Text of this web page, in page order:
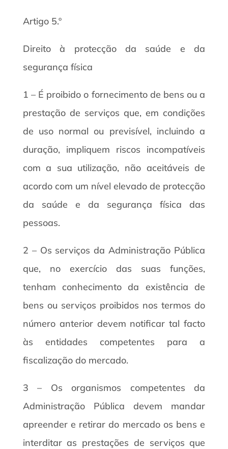
Artigo 5.º
Direito à protecção da saúde e da
segurança física
1 – É proibido o fornecimento de bens ou a
prestação de serviços que, em condições
de uso normal ou previsível, incluindo a
duração, impliquem riscos incompatíveis
com a sua utilização, não aceitáveis de
acordo com um nível elevado de protecção
da saúde e da segurança física das
pessoas.
2 – Os serviços da Administração Pública
que, no exercício das suas funções,
tenham conhecimento da existência de
bens ou serviços proibidos nos termos do
número anterior devem notificar tal facto
às entidades competentes para a
fiscalização do mercado.
3 – Os organismos competentes da
Administração Pública devem mandar
apreender e retirar do mercado os bens e
interditar as prestações de serviços que